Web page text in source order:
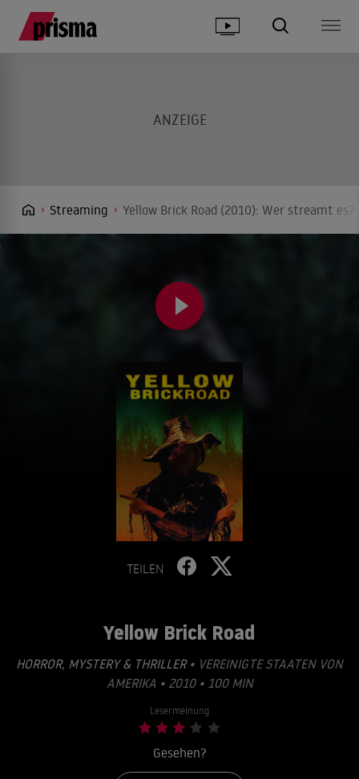
Streaming Yellow Brick Road (2010): Wer streamt
TEILEN
Yellow Brick Road
HORROR, MYSTERY & THRILLER• VEREINIGTE STAATEN VON
AMERIKA • 2010 • 100 MIN
Lesermeinung
Gesehen?